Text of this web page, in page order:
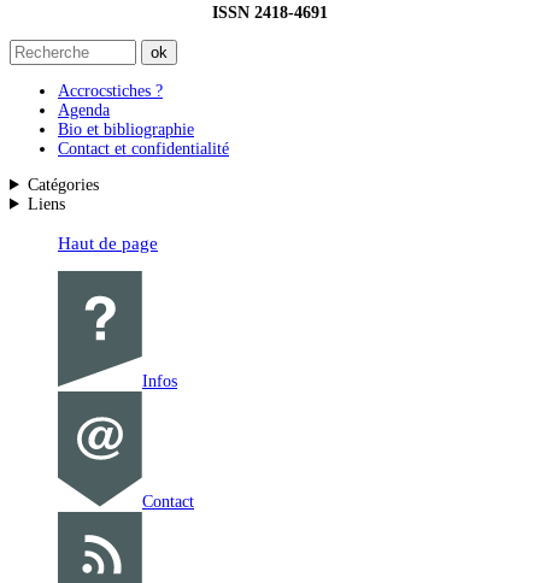
ISSN 2418-4691
Accrocstiches ?
Agenda
Bio et bibliographie
Contact et confidentialité
Catégories
Liens
Haut de page
Infos
Contact